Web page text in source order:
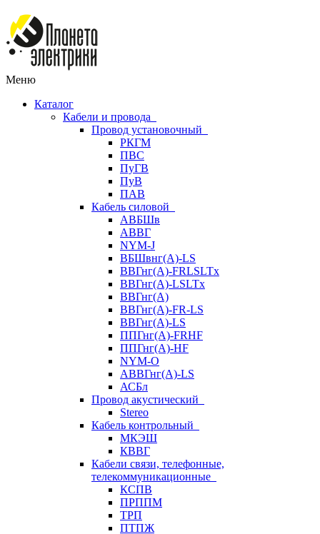
Меню
Каталог
Кабели и провода
Провод установочный
РКГМ
ПВС
ПуГВ
ПуВ
ПАВ
Кабель силовой
АВБШв
АВВГ
NYM-J
ВБШвнг(А)-LS
ВВГнг(A)-FRLSLTx
ВВГнг(A)-LSLTx
ВВГнг(А)
ВВГнг(А)-FR-LS
ВВГнг(А)-LS
ППГнг(А)-FRHF
ППГнг(А)-HF
NYM-O
АВВГнг(А)-LS
АСБл
Провод акустический
Stereo
Кабель контрольный
МКЭШ
КВВГ
Кабели связи, телефонные,
телекоммуникационные
КСПВ
ПРППМ
ТРП
ПТПЖ